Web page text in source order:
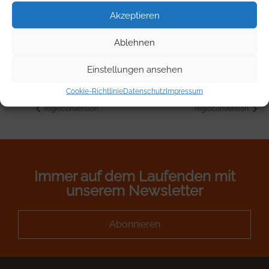
Akzeptieren
Ablehnen
Einstellungen ansehen
Cookie-RichtlinieDatenschutzImpressum
16:00 - 17:30
VERANSTALTUNGSORT
regioconvention regioconvention
Immer auf dem Laufenden mit
unserem Newsletter
Abonnieren